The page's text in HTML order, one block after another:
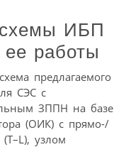
ИБП
работы
предлагаемого
СЭС с
ЗППН на базе
(ОИК) с прямо-/
узлом